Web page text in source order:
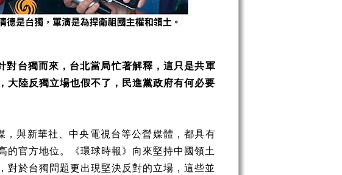
對台獨而來，台北當局忙著解釋，這只是共軍
大陸反獨立場也假不了，民進黨政府有何必要
與新華社、中央電視台等公營媒體，都具有
的官方地位。《環球時報》向來堅持中國領土
對於台獨問題更出現堅決反對的立場，這些並